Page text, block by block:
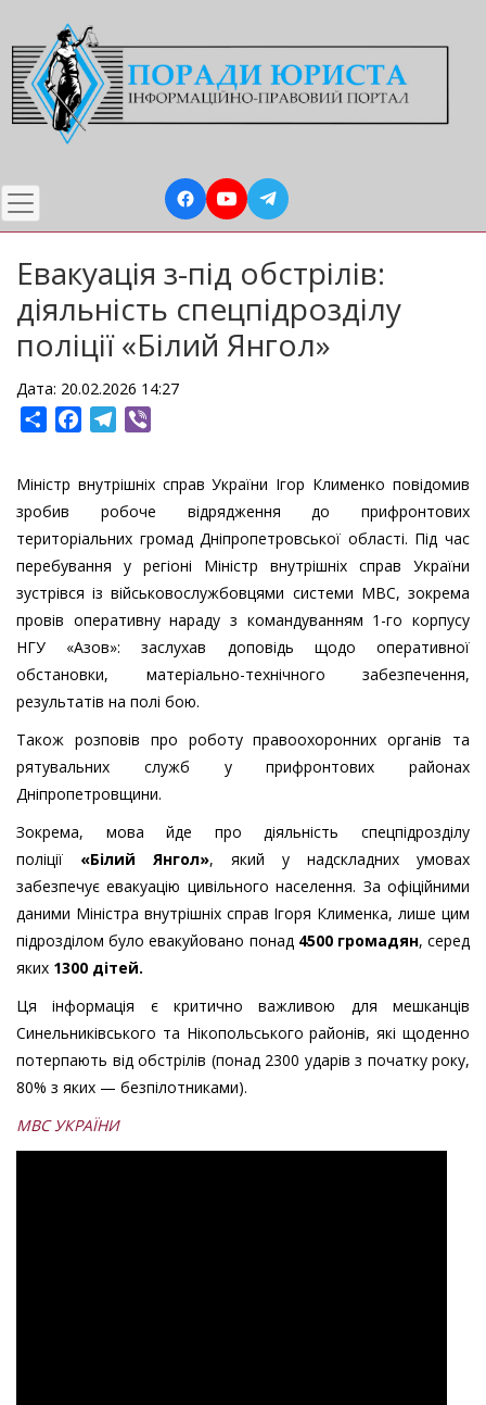
до
основного
вмісту
Евакуація з-під обстрілів:
діяльність спецпідрозділу
поліції «Білий Янгол»
Дата: 20.02.2026 14:27
ShareFacebookTelegram
Міністр внутрішніх справ України Ігор Клименко повідомив
зробив робоче відрядження до прифронтових
територіальних громад Дніпропетровської області. Під час
перебування у регіоні Міністр внутрішніх справ України
зустрівся із військовослужбовцями системи МВС, зокрема
провів оперативну нараду з командуванням 1-го корпусу
НГУ «Азов»: заслухав доповідь щодо оперативної
обстановки, матеріально-технічного забезпечення,
результатів на полі бою.
Також розповів про роботу правоохоронних органів та
рятувальних служб у прифронтових районах
Дніпропетровщини.
Зокрема, мова йде про діяльність спецпідрозділу
поліції «Білий Янгол», який у надскладних умовах
забезпечує евакуацію цивільного населення. За офіційними
даними Міністра внутрішніх справ Ігоря Клименка, лише цим
підрозділом було евакуйовано понад 4500 громадян, серед
яких 1300 дітей.
Ця інформація є критично важливою для мешканців
Синельниківського та Нікопольського районів, які щоденно
потерпають від обстрілів (понад 2300 ударів з початку року,
80% з яких — безпілотниками).
МВС УКРАЇНИ